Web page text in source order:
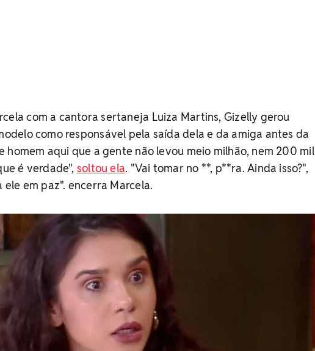
com a cantora sertaneja Luiza Martins, Gizelly gerou
como responsável pela saída dela e da amiga antes da
homem aqui que a gente não levou meio milhão, nem 200 mil
é verdade", soltou ela. "Vai tomar no **, p**ra. Ainda isso?",
ele em paz". encerra Marcela.